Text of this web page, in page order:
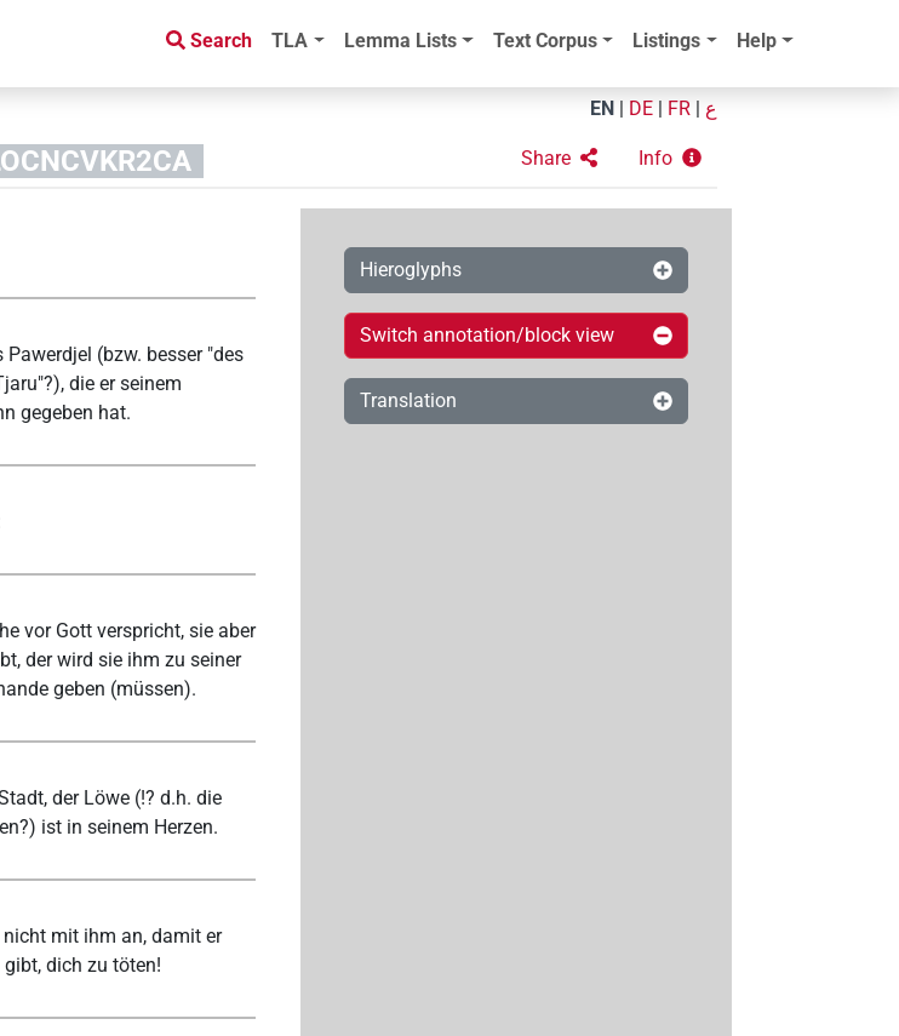
Search TLA Lemma Lists Text Corpus Listings Help
EN DE FR ع
Share Info
Pawerdjel (bzw. besser "des
die er seinem
gegeben hat.
vor Gott verspricht, sie aber
der wird sie ihm zu seiner
geben (müssen).
der Löwe (!? d.h. die
ist in seinem Herzen.
nicht mit ihm an, damit er
dich zu töten!
Hieroglyphs
Switch annotation/block view
Translation